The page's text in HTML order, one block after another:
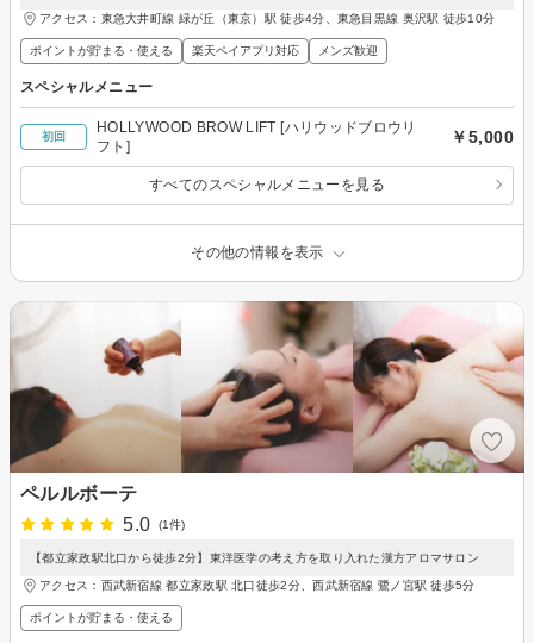
アクセス：東急大井町線 緑が丘（東京）駅 徒歩4分、東急目黒線 奥沢駅 徒歩10分
ポイントが貯まる・使える 楽天ペイアプリ対応 メンズ歓迎
スペシャルメニュー
初回
HOLLYWOOD BROW LIFT [ハリウッドブロウリ
フト]
￥5,000
すべてのスペシャルメニューを見る
その他の情報を表示
ペルルボーテ
5.0
(1件)
【都立家政駅北口から徒歩2分】東洋医学の考え方を取り入れた漢方アロマサロン
アクセス：西武新宿線 都立家政駅 北口徒歩2分、西武新宿線 鷺ノ宮駅 徒歩5分
ポイントが貯まる・使える